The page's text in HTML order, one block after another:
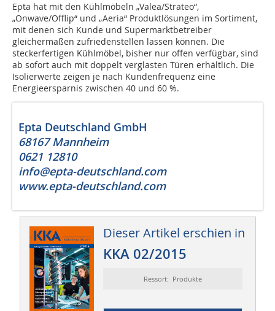
Epta hat mit den Kühlmöbeln „Valea/Strateo“,
„Onwave/Offlip“ und „Aeria“ Produktlösungen im Sortiment,
mit denen sich Kunde und Supermarktbetreiber
gleichermaßen zufriedenstellen lassen können. Die
steckerfertigen Kühlmöbel, bisher nur offen verfügbar, sind
ab sofort auch mit doppelt verglasten Türen erhältlich. Die
Isolierwerte zeigen je nach Kundenfrequenz eine
Energieersparnis zwischen 40 und 60 %.
Epta Deutschland GmbH
68167 Mannheim
0621 12810
info@epta-deutschland.com
www.epta-deutschland.com
Dieser Artikel erschien in
KKA 02/2015
Ressort: Produkte